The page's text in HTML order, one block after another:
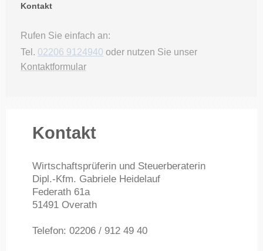
Kontakt
Rufen Sie einfach an:
Tel. 02206 9124940 oder nutzen Sie unser
Kontaktformular
Kontakt
Wirtschaftsprüferin und Steuerberaterin
Dipl.-Kfm. Gabriele Heidelauf
Federath 61a
51491 Overath
Telefon: 02206 / 912 49 40